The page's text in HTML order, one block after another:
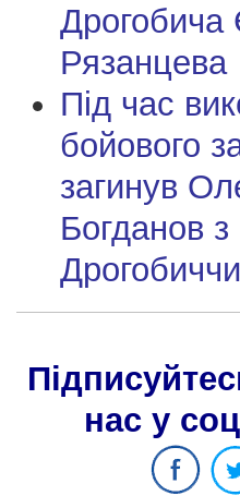
Дрогобича
Рязанцева
Під час
бойового
загинув
Богданов з
нас у